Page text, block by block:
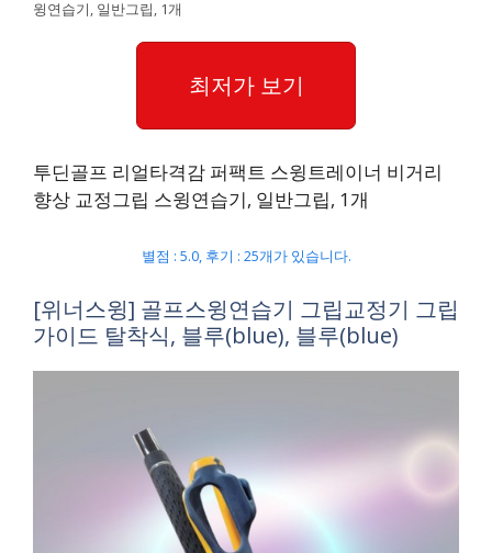
윙연습기, 일반그립, 1개
최저가 보기
투딘골프 리얼타격감 퍼팩트 스윙트레이너 비거리
향상 교정그립 스윙연습기, 일반그립, 1개
별점 : 5.0, 후기 : 25개가 있습니다.
[위너스윙] 골프스윙연습기 그립교정기 그립
가이드 탈착식, 블루(blue), 블루(blue)